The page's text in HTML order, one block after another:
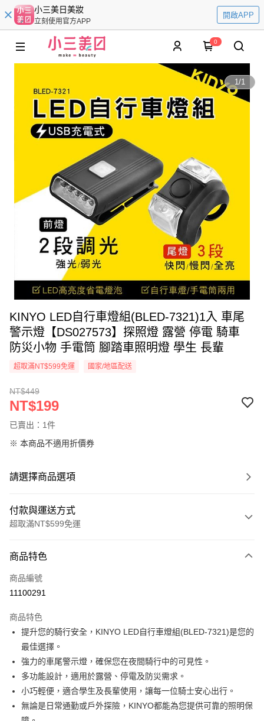
小三美日美妝
立刻使用官方APP
開啟APP
0
1/1
KINYO LED自行車燈組(BLED-7321)1入 車尾
警示燈【DS027573】探照燈 露營 停電 騎車
防災小物 手電筒 腳踏車照明燈 學生 長輩
超取滿NT$599免運 國家/地區配送
NT$449
NT$199
已賣出：1件
※ 本商品不適用折價券
請選擇商品選項
付款與運送方式
超取滿NT$599免運
信用卡一次付款
超商取貨付款
Apple Pay
街口支付
全盈+PAY
ATM付款
商品特色
商品編號
11100291
商品特色
提升您的騎行安全，KINYO LED自行車燈組(BLED-7321)是您的
最佳選擇。
強力的車尾警示燈，確保您在夜間騎行中的可見性。
多功能設計，適用於露營、停電及防災需求。
小巧輕便，適合學生及長輩使用，讓每一位騎士安心出行。
無論是日常通勤或戶外探險，KINYO都能為您提供可靠的照明保